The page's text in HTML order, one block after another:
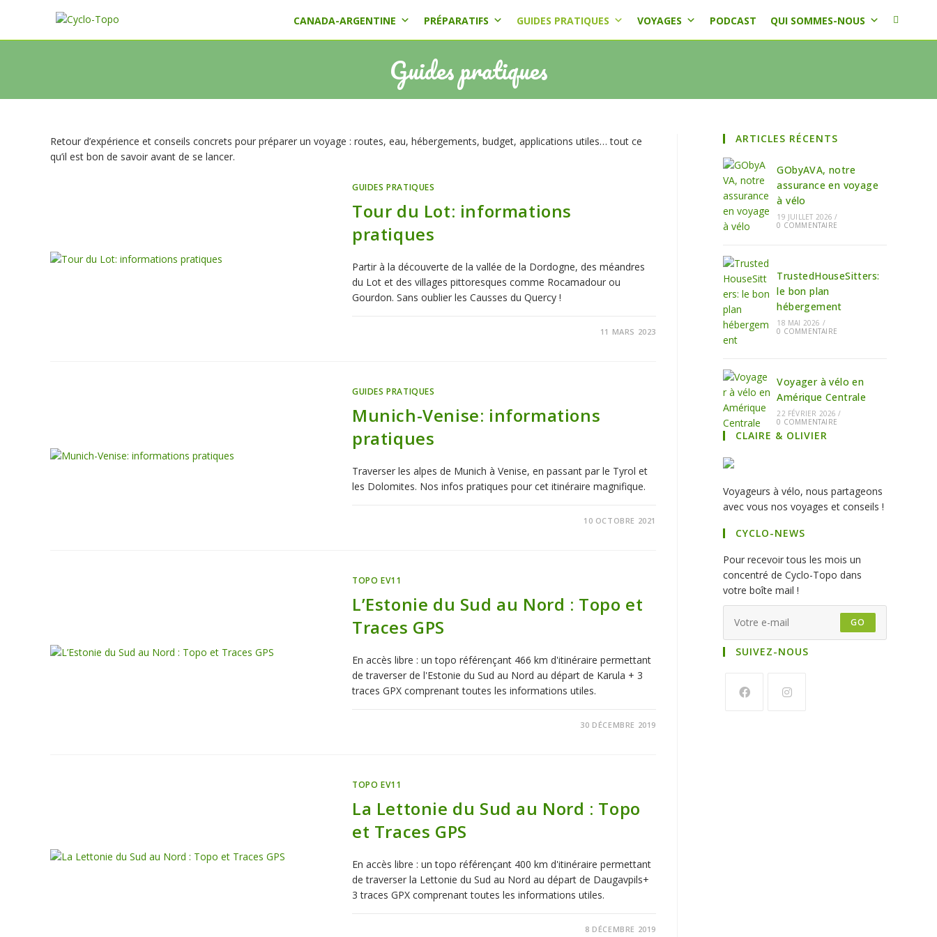
content
CANADA-ARGENTINE PRÉPARATIFS GUIDES PRATIQUES VOYAGES PODCAST QUI SOMMES-NOUS Toggle
Guides pratiques
Retour d’expérience et conseils concrets pour préparer un voyage : routes, eau, hébergements, budget, applications utiles… tout ce
qu’il est bon de savoir avant de se lancer.
GUIDES PRATIQUES
Tour du Lot: informations
pratiques
Partir à la découverte de la vallée de la Dordogne, des méandres
du Lot et des villages pittoresques comme Rocamadour ou
Gourdon. Sans oublier les Causses du Quercy !
11 MARS 2023
GUIDES PRATIQUES
Munich-Venise: informations
pratiques
Traverser les alpes de Munich à Venise, en passant par le Tyrol et
les Dolomites. Nos infos pratiques pour cet itinéraire magnifique.
10 OCTOBRE 2021
TOPO EV11
L’Estonie du Sud au Nord : Topo et
Traces GPS
En accès libre : un topo référençant 466 km d'itinéraire permettant
de traverser de l'Estonie du Sud au Nord au départ de Karula + 3
traces GPX comprenant toutes les informations utiles.
30 DÉCEMBRE 2019
TOPO EV11
La Lettonie du Sud au Nord : Topo
et Traces GPS
En accès libre : un topo référençant 400 km d'itinéraire permettant
de traverser la Lettonie du Sud au Nord au départ de Daugavpils+
3 traces GPX comprenant toutes les informations utiles.
8 DÉCEMBRE 2019
ARTICLES RÉCENTS
GObyAVA, notre
assurance en voyage
à vélo
19 JUILLET 2026 /
0 COMMENTAIRE
TrustedHouseSitters:
le bon plan
hébergement
18 MAI 2026 /
0 COMMENTAIRE
Voyager à vélo en
Amérique Centrale
22 FÉVRIER 2026 /
0 COMMENTAIRE
CLAIRE & OLIVIER
Voyageurs à vélo, nous partageons
avec vous nos voyages et conseils !
CYCLO-NEWS
Pour recevoir tous les mois un
concentré de Cyclo-Topo dans
votre boîte mail !
GO
SUIVEZ-NOUS